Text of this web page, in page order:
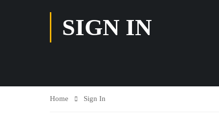
SIGN IN
Home Sign In